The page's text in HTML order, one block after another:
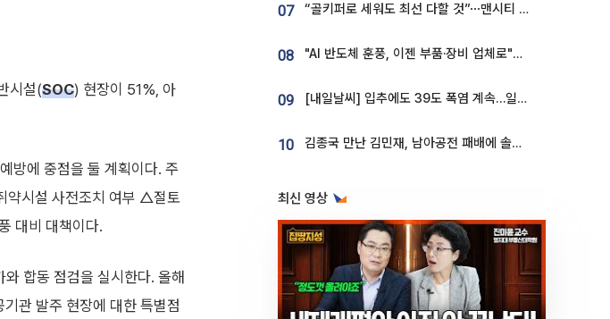
시설(SOC) 현장이 51%, 아
방에 중점을 둘 계획이다. 주
약시설 사전조치 여부 △절토
대비 대책이다.
합동 점검을 실시한다. 올해
관 발주 현장에 대한 특별점
07 “골키퍼로 세워도 최선 다할 것”⋯맨시티 누네스, 주전 경쟁 각오 [인터뷰]
08 "AI 반도체 훈풍, 이젠 부품·장비 업체로"⋯증권가 HBM 수혜주 조명
09 [내일날씨] 입추에도 39도 폭염 계속…일부 지역 소나기
10 김종국 만난 김민재, 남아공전 패배에 솔직한 속내⋯"선수들도 못하긴 했다"
최신 영상